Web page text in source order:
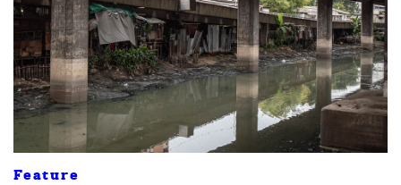
Feature
ค้นหา
SHARE TWEET LINE EMAIL